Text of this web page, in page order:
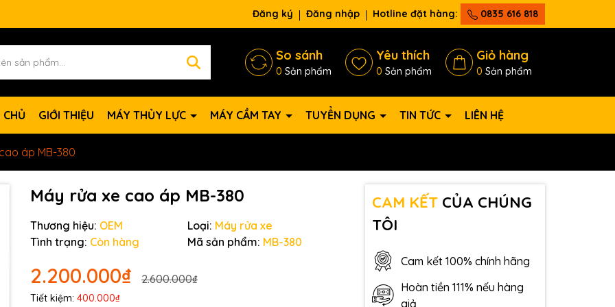
Đăng ký Đăng nhập Hotline đặt hàng: 0835 616 818
So sánh
0 Sản phẩm
Yêu thích
0 Sản phẩm
Giỏ hàng
0 Sản phẩm
GIỚI THIỆU MÁY THỦY LỰC MÁY CẦM TAY TUYỂN DỤNG TIN TỨC LIÊN HỆ
áp MB-380
Máy rửa xe cao áp MB-380
Thương hiệu: OEM Loại: Máy rửa xe
Tình trạng: Còn hàng Mã sản phẩm: MB-380
2.200.000₫ 2.600.000₫
Tiết kiệm: 400.000₫
CAM KẾTCỦA CHÚNG
TÔI
Cam kết 100% chính hãng
Hoàn tiền 111% nếu hàng
giả